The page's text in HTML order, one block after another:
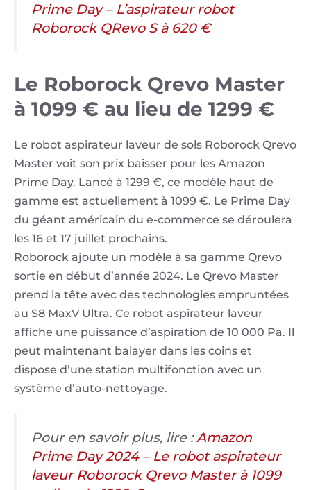
Prime Day – L’aspirateur robot
Roborock QRevo S à 620 €
Le Roborock Qrevo Master
à 1099 € au lieu de 1299 €
Le robot aspirateur laveur de sols Roborock Qrevo
Master voit son prix baisser pour les Amazon
Prime Day. Lancé à 1299 €, ce modèle haut de
gamme est actuellement à 1099 €. Le Prime Day
du géant américain du e-commerce se déroulera
les 16 et 17 juillet prochains.
Roborock ajoute un modèle à sa gamme Qrevo
sortie en début d’année 2024. Le Qrevo Master
prend la tête avec des technologies empruntées
au S8 MaxV Ultra. Ce robot aspirateur laveur
affiche une puissance d’aspiration de 10 000 Pa. Il
peut maintenant balayer dans les coins et
dispose d’une station multifonction avec un
système d’auto-nettoyage.
Pour en savoir plus, lire :Amazon
Prime Day 2024 – Le robot aspirateur
laveur Roborock Qrevo Master à 1099